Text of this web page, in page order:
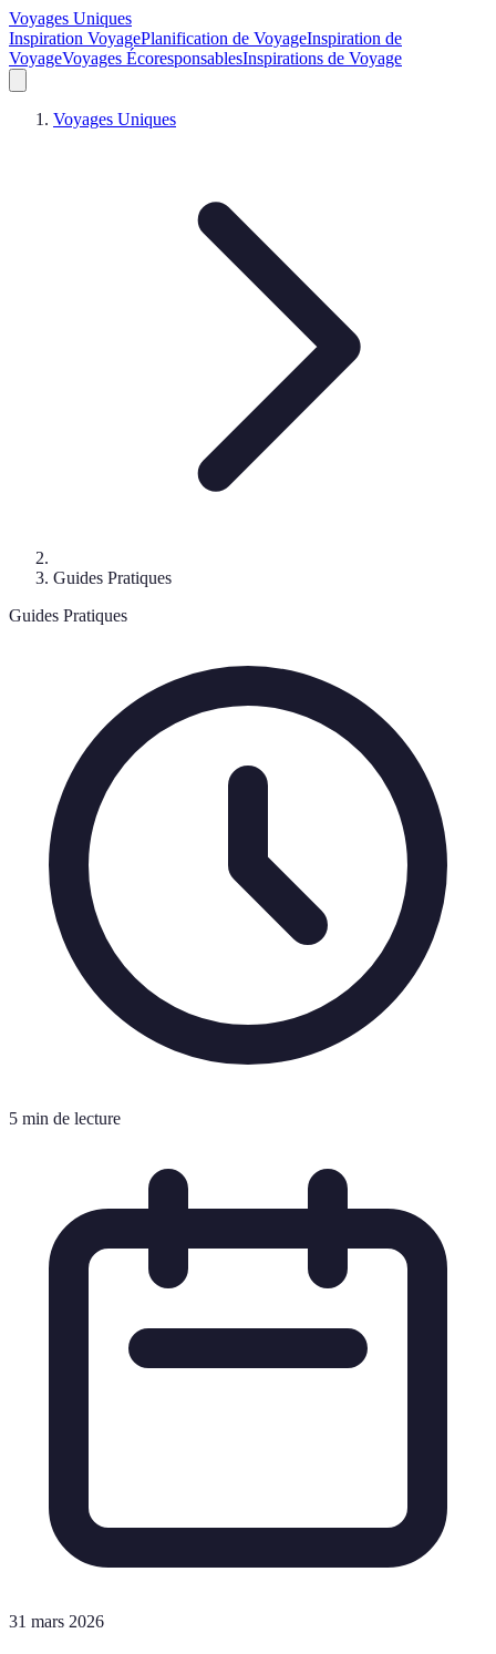
Voyages Uniques
Inspiration VoyagePlanification de VoyageInspiration de
VoyageVoyages ÉcoresponsablesInspirations de Voyage
Voyages Uniques
Guides Pratiques
Guides Pratiques
5 min de lecture
31 mars 2026